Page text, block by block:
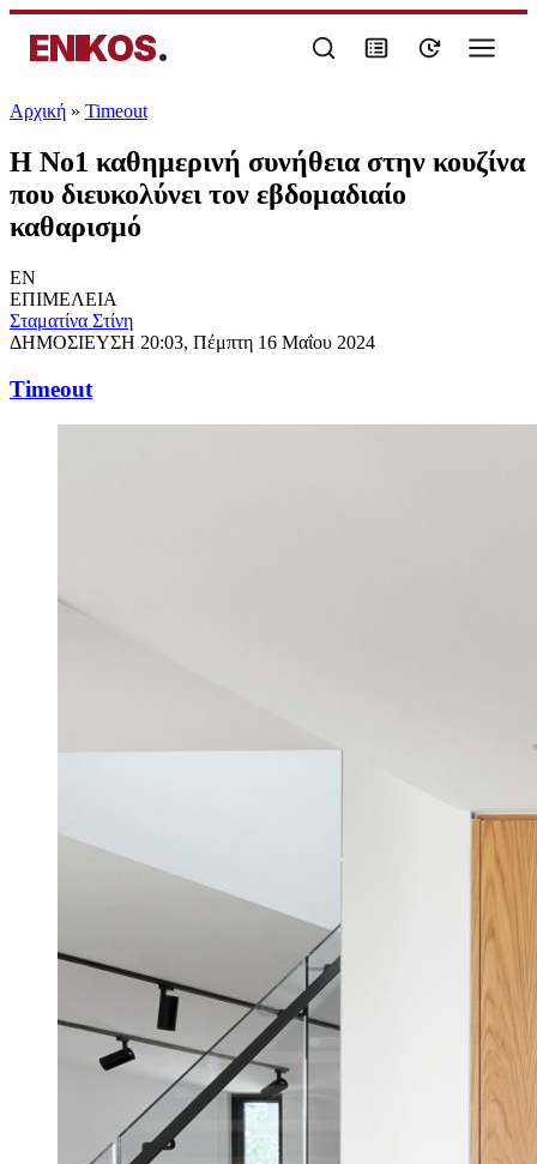
ENIKOS.
Αρχική » Timeout
Η Νο1 καθημερινή συνήθεια στην κουζίνα
που διευκολύνει τον εβδομαδιαίο
καθαρισμό
EN
ΕΠΙΜΕΛΕΙΑ
Σταματίνα Στίνη
ΔΗΜΟΣΙΕΥΣΗ 20:03, Πέμπτη 16 Μαΐου 2024
Timeout